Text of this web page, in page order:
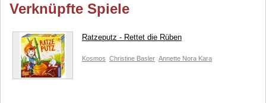
Verknüpfte Spiele
Ratzeputz - Rettet die Rüben
Kosmos Christine Basler Annette Nora Kara